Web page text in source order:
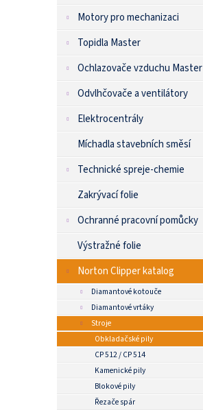
Motory pro mechanizaci
Topidla Master
Ochlazovače vzduchu Master
Odvlhčovače a ventilátory
Elektrocentrály
Míchadla stavebních směsí
Technické spreje-chemie
Zakrývací folie
Ochranné pracovní pomůcky
Výstražné folie
Norton Clipper katalog
Diamantové kotouče
Diamantové vrtáky
Stroje
Obkladačské pily
CP 512 / CP 514
Kamenické pily
Blokové pily
Řezače spár